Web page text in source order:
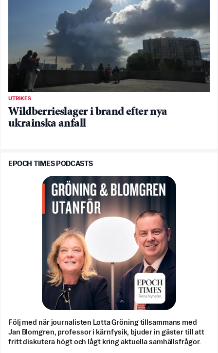
UTRIKES
Wildberrieslager i brand efter nya
ukrainska anfall
EPOCH TIMES PODCASTS
Följ med när journalisten Lotta Gröning tillsammans med
Jan Blomgren, professor i kärnfysik, bjuder in gäster till att
fritt diskutera högt och lågt kring aktuella samhällsfrågor.